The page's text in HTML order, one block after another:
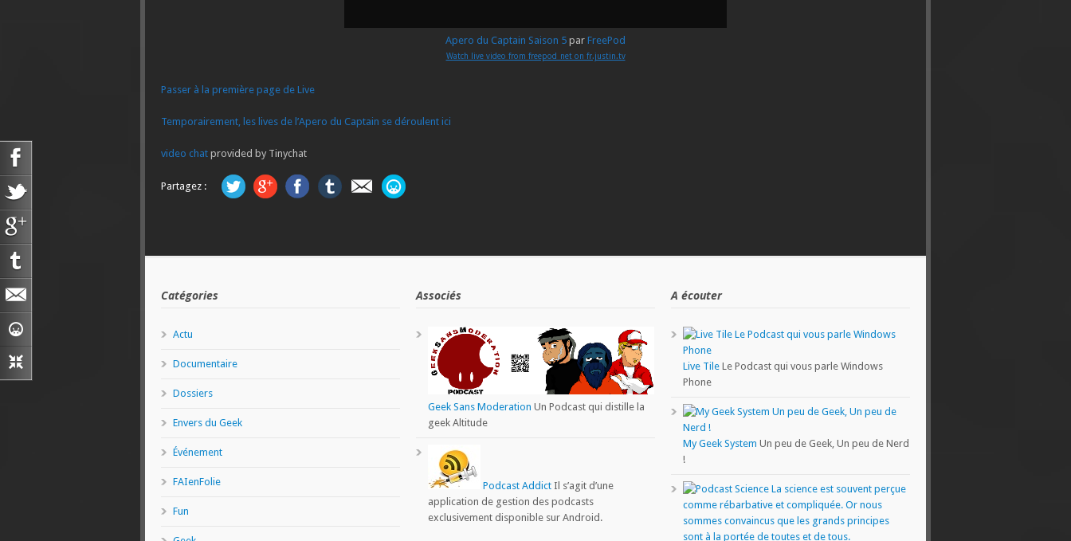
Apero du Captain Saison 5 par FreePod
Watch live video from freepod_net on fr.justin.tv
Passer à la première page de Live
Temporairement, les lives de l’Apero du Captain se déroulent ici
video chat provided by Tinychat
Partagez :
Catégories
Actu
Documentaire
Dossiers
Envers du Geek
Événement
FAIenFolie
Fun
Associés
Geek Sans Moderation Un Podcast qui distille la
geek Altitude
Podcast AddictIl s’agit d’une
application de gestion des podcasts
exclusivement disponible sur Android.
A écouter
Live TileLe Podcast qui vous parle Windows
Phone
My Geek System Un peu de Geek, Un peu de Nerd
!